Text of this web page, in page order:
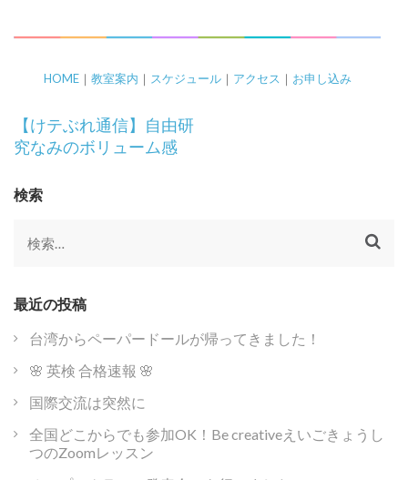
HOME｜ 教室案内 ｜ スケジュール｜ アクセス ｜ お申し込み
投
稿
ナ
ビ
ゲ
ー
シ
ン
【けテぶれ通信】自由研
究なみのボリューム感
検索
検
最近の投稿
台湾からペーパードールが帰ってきました！
🌸 英検 合格速報 🌸
国際交流は突然に
全国どこからでも参加OK！Be creativeえいごきょうし
つのZoomレッスン